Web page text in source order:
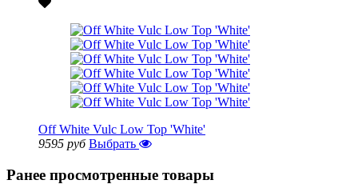
Off White Vulc Low Top 'White'
9595 руб Выбрать
Ранее просмотренные товары